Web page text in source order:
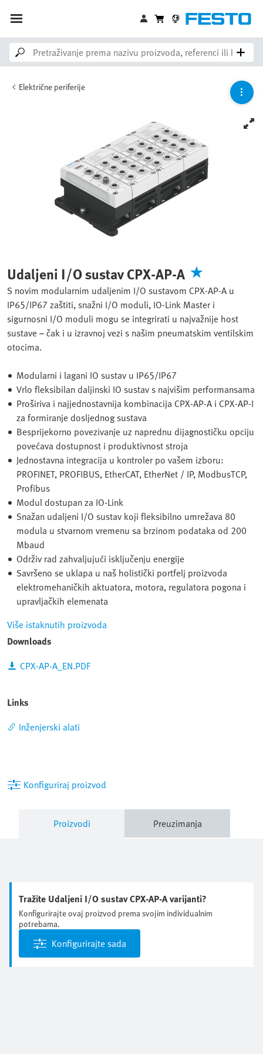
Električne periferije
Udaljeni I/O sustav CPX-AP-A
S novim modularnim udaljenim I/O sustavom CPX-AP-A u
IP65/IP67 zaštiti, snažni I/O moduli, IO-Link Master i
sigurnosni I/O moduli mogu se integrirati u najvažnije host
sustave – čak i u izravnoj vezi s našim pneumatskim ventilskim
otocima.
Modularni i lagani IO sustav u IP65/IP67
Vrlo fleksibilan daljinski IO sustav s najvišim performansama
Proširiva i najjednostavnija kombinacija CPX-AP-A i CPX-AP-I
za formiranje dosljednog sustava
Besprijekorno povezivanje uz naprednu dijagnostičku opciju
povećava dostupnost i produktivnost stroja
Jednostavna integracija u kontroler po vašem izboru:
PROFINET, PROFIBUS, EtherCAT, EtherNet / IP, ModbusTCP,
Profibus
Modul dostupan za IO-Link
Snažan udaljeni I/O sustav koji fleksibilno umrežava 80
modula u stvarnom vremenu sa brzinom podataka od 200
Mbaud
Održiv rad zahvaljujući isključenju energije
Savršeno se uklapa u naš holistički portfelj proizvoda
elektromehaničkih aktuatora, motora, regulatora pogona i
upravljačkih elemenata
Više istaknutih proizvoda
Downloads
CPX-AP-A_EN.PDF
Links
Inženjerski alati
Konfiguriraj proizvod
Proizvodi Preuzimanja
Tražite Udaljeni I/O sustav CPX-AP-A varijanti?
Konfigurirajte ovaj proizvod prema svojim individualnim
potrebama.
Konfigurirajte sada